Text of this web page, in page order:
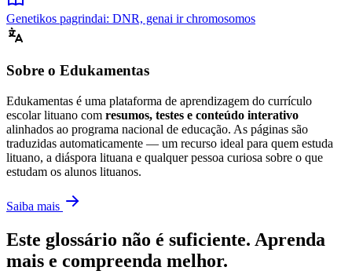
Genetikos pagrindai: DNR, genai ir chromosomos
Sobre o Edukamentas
Edukamentas é uma plataforma de aprendizagem do currículo
escolar lituano com resumos, testes e conteúdo interativo
alinhados ao programa nacional de educação. As páginas são
traduzidas automaticamente — um recurso ideal para quem estuda
lituano, a diáspora lituana e qualquer pessoa curiosa sobre o que
estudam os alunos lituanos.
Saiba mais
Este glossário não é suficiente. Aprenda
mais e compreenda melhor.